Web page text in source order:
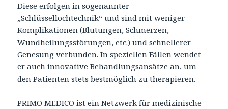
Diese erfolgen in sogenannter
„Schlüssellochtechnik“ und sind mit weniger
Komplikationen (Blutungen, Schmerzen,
Wundheilungsstörungen, etc.) und schnellerer
Genesung verbunden. In speziellen Fällen wendet
er auch innovative Behandlungsansätze an, um
den Patienten stets bestmöglich zu therapieren.
PRIMO MEDICO ist ein Netzwerk für medizinische